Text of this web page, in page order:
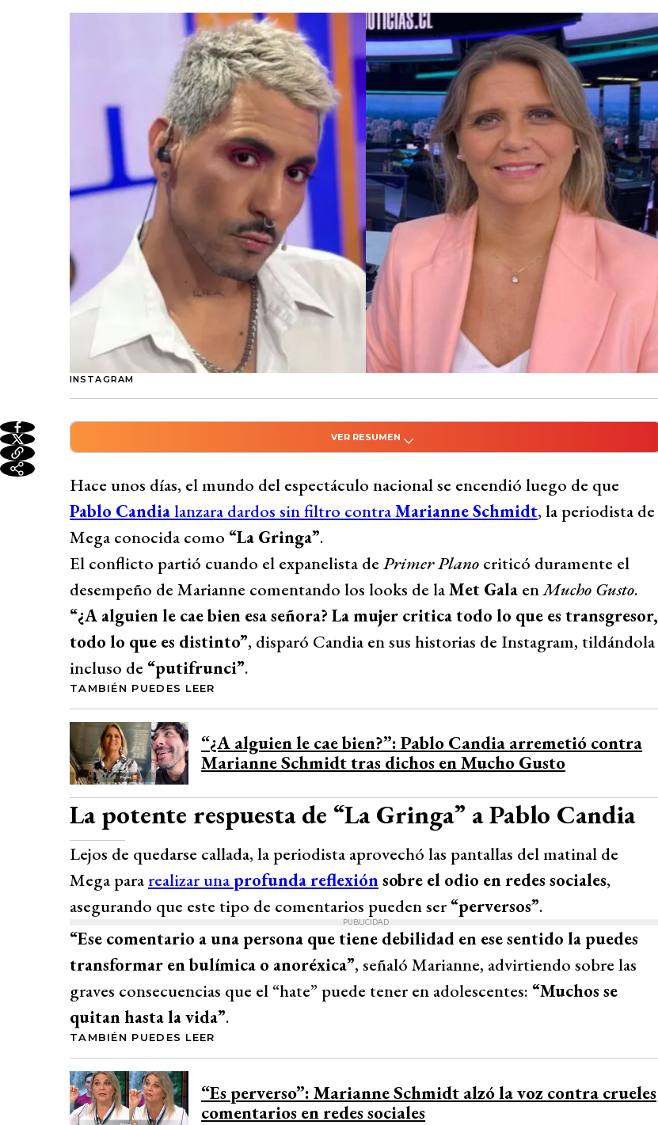
INSTAGRAM
VER RESUMEN
El mundo del espectáculo se sacudió con el enfrentamiento entre Pablo Candia y
Marianne Schmidt, conocida como “La Gringa” de Mega. Candia criticó duramente a
la periodista por su análisis de los looks de la Met Gala en Mucho Gusto, llamándola
“putifrunci”. La respuesta de “La Gringa” fue contundente, advirtiendo sobre el
impacto del odio en redes sociales, especialmente en adolescentes. Tras el revuelo,
Candia rompió el silencio en el podcast Bombastic, señalando que Schmidt llevó el
tema a un extremo innecesario y enfatizando en no entrar en una guerra de
declaraciones interminable.
Hace unos días, el mundo del espectáculo nacional se encendió luego de que
Pablo Candialanzara dardos sin filtro contraMarianne Schmidt, la periodista de
Mega conocida como “La Gringa”.
El conflicto partió cuando el expanelista de Primer Plano criticó duramente el
desempeño de Marianne comentando los looks de laMet Gala enMucho Gusto.
“¿A alguien le cae bien esa señora? La mujer critica todo lo que es transgresor,
todo lo que es distinto”, disparó Candia en sus historias de Instagram, tildándola
incluso de “putifrunci”.
TAMBIÉN PUEDES LEER
“¿A alguien le cae bien?”: Pablo Candia arremetió contra
Marianne Schmidt tras dichos en Mucho Gusto
La potente respuesta de “La Gringa” a Pablo Candia
Lejos de quedarse callada, la periodista aprovechó las pantallas del matinal de
Mega pararealizar unaprofunda reflexiónsobre el odio en redes sociales,
asegurando que este tipo de comentarios pueden ser “perversos”.
PUBLICIDAD
“Ese comentario a una persona que tiene debilidad en ese sentido la puedes
transformar en bulímica o anoréxica”, señaló Marianne, advirtiendo sobre las
graves consecuencias que el “hate” puede tener en adolescentes: “Muchos se
quitan hasta la vida”.
TAMBIÉN PUEDES LEER
“Es perverso”: Marianne Schmidt alzó la voz contra crueles
comentarios en redes sociales